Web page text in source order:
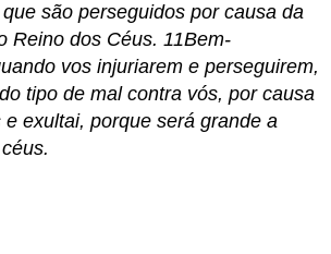
são perseguidos por causa da
Reino dos Céus. 11Bem-
vos injuriarem e perseguirem,
tipo de mal contra vós, por causa
exultai, porque será grande a